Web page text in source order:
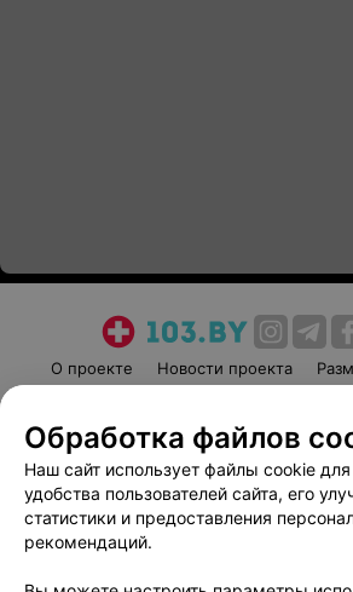
О проекте Новости проекта
Пользовательское соглашение
Вакансии
Написать руководителю
Обработка файлов
Наш сайт использует файлы cookie
удобства пользователей сайта, его
статистики и предоставления
рекомендаций.